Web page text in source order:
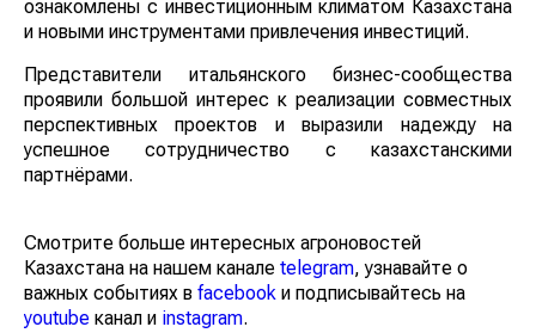
ознакомлены с инвестиционным климатом Казахстана
и новыми инструментами привлечения инвестиций.
Представители итальянского бизнес-сообщества
проявили большой интерес к реализации совместных
перспективных проектов и выразили надежду на
успешное сотрудничество с казахстанскими
партнёрами.
Смотрите больше интересных агроновостей
Казахстана на нашем канале telegram, узнавайте о
важных событиях в facebook и подписывайтесь на
youtube канал и instagram.